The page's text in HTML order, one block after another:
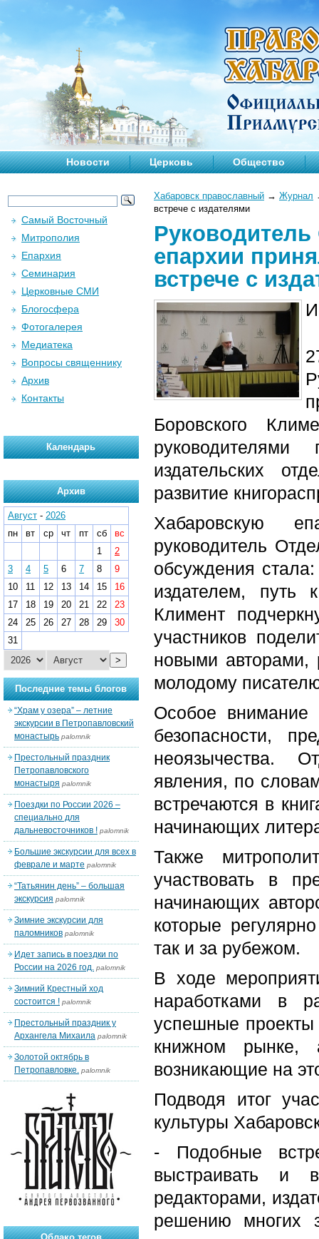
Новости Церковь Общество
Хабаровск православный → Журнал
встрече с издателями
епархии
встрече с
Боровского
руководителями
издательских
развитие
Хабаровскую
руководитель
обсуждения
издателем, путь
Климент
участников
новыми авторами,
молодому
Особое внимание
безопасности,
неоязычества.
явления, по
встречаются в
начинающих
Также
участвовать в
начинающих
которые
так и за рубежом.
В ходе
наработками в
успешные
книжном рынке,
возникающие на
Подводя итог
культуры
- Подобные
выстраивать и
редакторами,
решению многих
Самый Восточный
Митрополия
Епархия
Семинария
Церковные СМИ
Блогосфера
Фотогалерея
Медиатека
Вопросы священнику
Архив
Контакты
Календарь
Архив
Август - 2026
пн
вт ср чт пт сб
вс
1
2
3
4 5 6 7 8
9
10
11 12 13 14 15
16
17
18 19 20 21 22
23
24
25 26 27 28 29
30
31
>
Последние темы блогов
“Храм у озера” – летние
экскурсии в Петропавловский
монастырь palomnik
Престольный праздник
Петропавловского
монастыря palomnik
Поездки по России 2026 –
специально для
дальневосточников ! palomnik
Большие экскурсии для всех в
феврале и марте palomnik
“Татьянин день” – большая
экскурсия palomnik
Зимние экскурсии для
паломников palomnik
Идет запись в поездки по
России на 2026 год. palomnik
Зимний Крестный ход
состоится ! palomnik
Престольный праздник у
Архангела Михаила palomnik
Золотой октябрь в
Петропавловке. palomnik